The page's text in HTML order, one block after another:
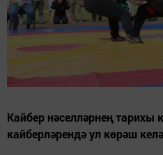
Кайбер нәселләрнең тарихы
кайберләрендә ул көрәш